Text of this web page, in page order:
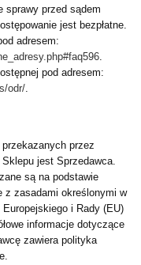
sprawy przed sądem
jest bezpłatne.
adresem:
pod adresem:
odr/
przez
jest Sprzedawca.
są na podstawie
z zasadami określonymi w
i Rady (EU)
informacje dotyczące
zawiera polityka